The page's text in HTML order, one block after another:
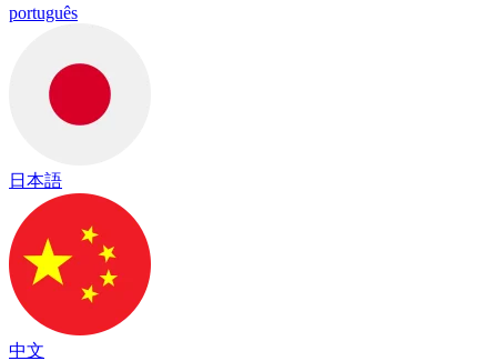
português
日本語
中文